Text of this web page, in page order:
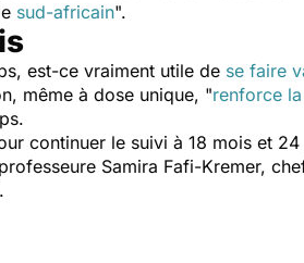
sud-africain".
est-ce vraiment utile de se faire
même à dose unique, "renforce
continuer le suivi à 18 mois et
Samira Fafi-Kremer,